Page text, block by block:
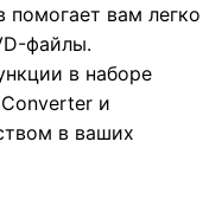
вам легко
файлы.
в наборе
и
в ваших